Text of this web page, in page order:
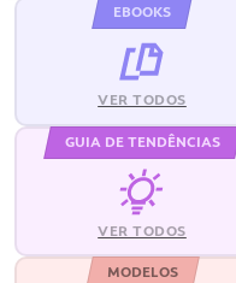
EBOOKS
VER TODOS
GUIA DE TENDÊNCIAS
VER TODOS
MODELOS